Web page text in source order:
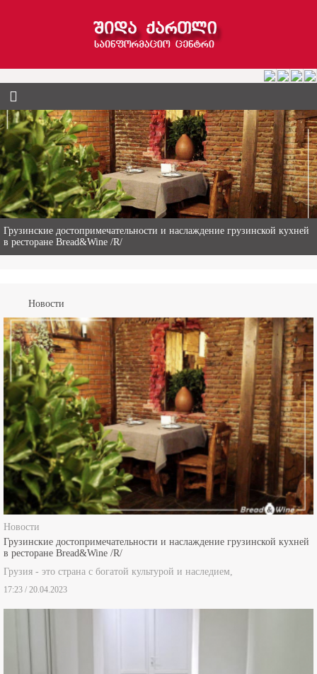
Гиви Абалаки – 86-летний фермер из Горийского муниципалитета
Новости
Грузинские достопримечательности и наслаждение грузинской кухней
в ресторане Bread&Wine /R/
Грузия - это страна с богатой культурой и наследием,
17:23 / 20.04.2023